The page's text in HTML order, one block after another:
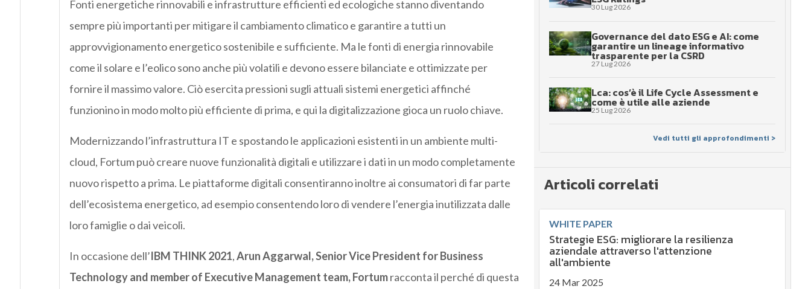
Fonti energetiche rinnovabili e infrastrutture efficienti ed ecologiche stanno diventando
sempre più importanti per mitigare il cambiamento climatico e garantire a tutti un
approvvigionamento energetico sostenibile e sufficiente. Ma le fonti di energia rinnovabile
come il solare e l’eolico sono anche più volatili e devono essere bilanciate e ottimizzate per
fornire il massimo valore. Ciò esercita pressioni sugli attuali sistemi energetici affinché
funzionino in modo molto più efficiente di prima, e qui la digitalizzazione gioca un ruolo chiave.
Modernizzando l’infrastruttura IT e spostando le applicazioni esistenti in un ambiente multi-
cloud, Fortum può creare nuove funzionalità digitali e utilizzare i dati in un modo completamente
nuovo rispetto a prima. Le piattaforme digitali consentiranno inoltre ai consumatori di far parte
dell’ecosistema energetico, ad esempio consentendo loro di vendere l’energia inutilizzata dalle
loro famiglie o dai veicoli.
In occasione dell’IBM THINK 2021,ArunAggarwal, Senior VicePresident for Business
Technology and memberof Executive Management team,Fortumracconta il perché di questa
30 Lug 2026
Governance del dato ESG e AI: come
garantire un lineage informativo
trasparente per la CSRD
27 Lug 2026
Lca: cos’è il Life Cycle Assessment e
come è utile alle aziende
25 Lug 2026
Vedi tutti gli approfondimenti >
Articoli correlati
WHITE PAPER
Strategie ESG: migliorare la resilienza
aziendale attraverso l'attenzione
all'ambiente
24 Mar 2025